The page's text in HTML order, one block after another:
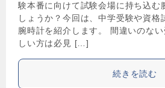
験本番に向けて試験会場に持ち込む
しょうか？今回は、中学受験や資格
腕時計を紹介します。 間違いのな
しい方は必見 […]
続きを読む